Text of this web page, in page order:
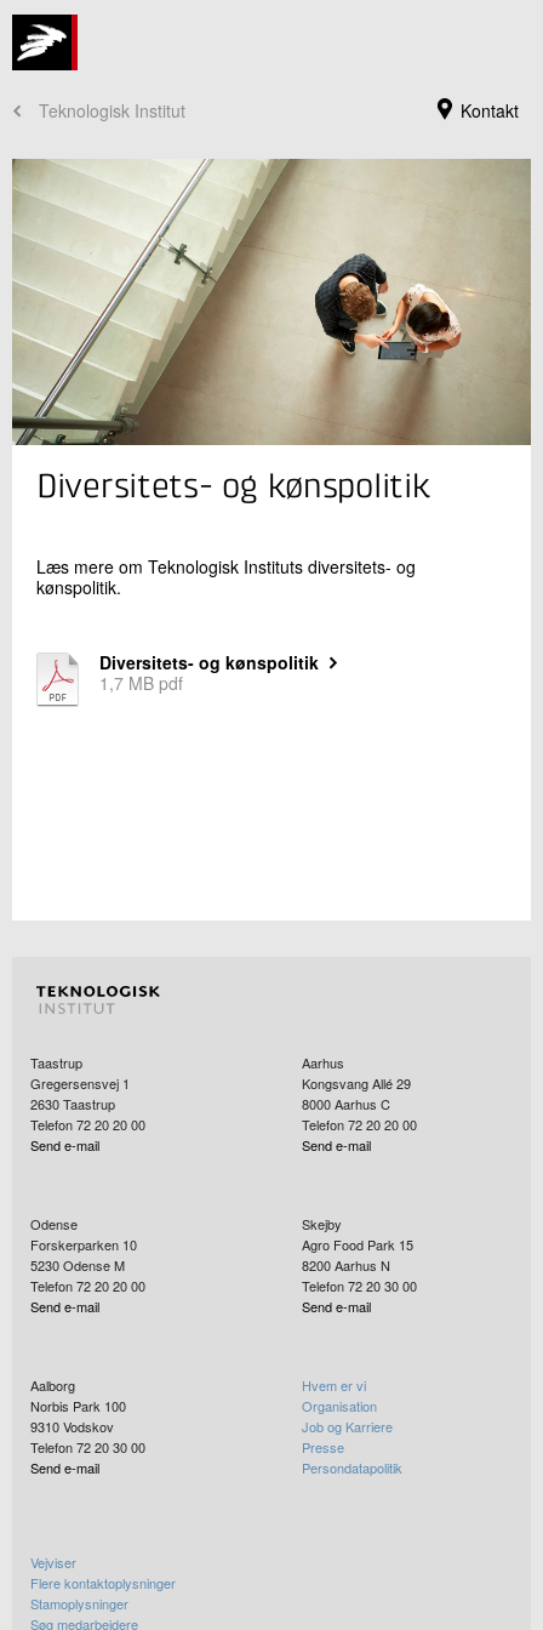
Kontakt
Teknologisk Institut
Jeg er din kontaktperson
Mette Glavind
Direktør, ph.d.
+45 72 20 22 20
Send e-mail
Skriv til mig
Diversitets- og kønspolitik
Læs mere om Teknologisk Instituts diversitets- og
kønspolitik.
Diversitets- og kønspolitik
1,7 MB pdf
Taastrup
Gregersensvej 1
2630Taastrup
Telefon 72 20 20 00
Send e-mail
Aarhus
Kongsvang Allé 29
8000Aarhus C
Telefon 72 20 20 00
Send e-mail
Odense
Forskerparken 10
5230Odense M
Telefon 72 20 20 00
Send e-mail
Skejby
Agro Food Park 15
8200Aarhus N
Telefon 72 20 30 00
Send e-mail
Aalborg
Norbis Park 100
9310Vodskov
Telefon 72 20 30 00
Send e-mail
Hvem er vi
Organisation
Job og Karriere
Presse
Persondatapolitik
Vejviser
Flere kontaktoplysninger
Stamoplysninger
Søg medarbejdere